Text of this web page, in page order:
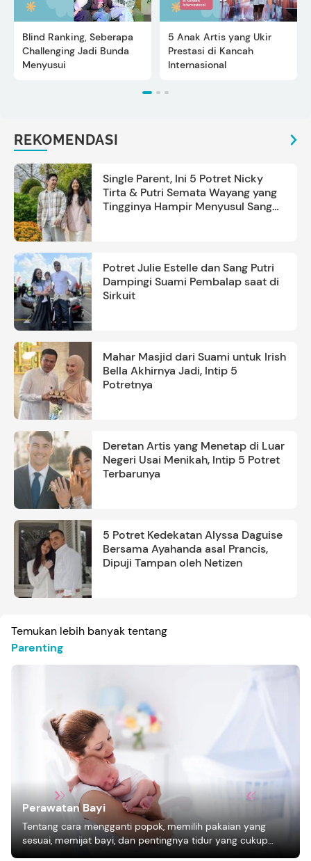
Blind Ranking, Seberapa
Challenging Jadi Bunda
Menyusui
5 Anak Artis yang Ukir
Prestasi di Kancah
Internasional
REKOMENDASI
Single Parent, Ini 5 Potret Nicky
Tirta & Putri Semata Wayang yang
Tingginya Hampir Menyusul Sang
Potret Julie Estelle dan Sang Putri
Dampingi Suami Pembalap saat di
Sirkuit
Mahar Masjid dari Suami untuk Irish
Bella Akhirnya Jadi, Intip 5
Potretnya
Deretan Artis yang Menetap di Luar
Negeri Usai Menikah, Intip 5 Potret
Terbarunya
5 Potret Kedekatan Alyssa Daguise
Bersama Ayahanda asal Prancis,
Dipuji Tampan oleh Netizen
Temukan lebih banyak tentang
Parenting
Perawatan Bayi
Tentang cara mengganti popok, memilih pakaian yang
sesuai, memijat bayi, dan pentingnya tidur yang cukup
bagi pertumbuhan bayi.